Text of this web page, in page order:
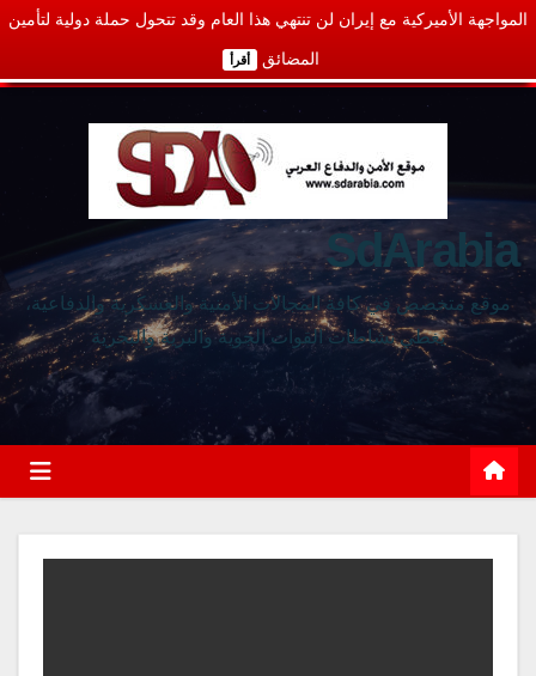
المواجهة الأميركية مع إيران لن تنتهي هذا العام وقد تتحول حملة دولية لتأمين
المضائق أقرأ
SdArabia
موقع متخصص في كافة المجالات الأمنية والعسكرية والدفاعية،
يغطي نشاطات القوات الجوية والبرية والبحرية